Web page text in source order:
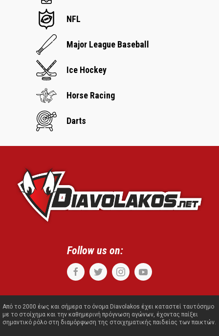
NFL
Major League Baseball
Ice Hockey
Horse Racing
Darts
Follow us on:
Από το 2000 έως και σήμερα το όνομα Diavolakos έχει καταστεί ταυτόσημο
με το στοίχημα και την καθημερινή πρόγνωση αγώνων, έχοντας παίξει
σημαντικό ρόλο στη διαμόρφωση της στοιχηματικής παιδείας των παικτών.